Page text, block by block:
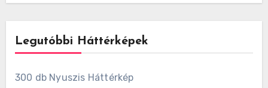
Legutóbbi Háttérképek
300 db Nyuszis Háttérkép